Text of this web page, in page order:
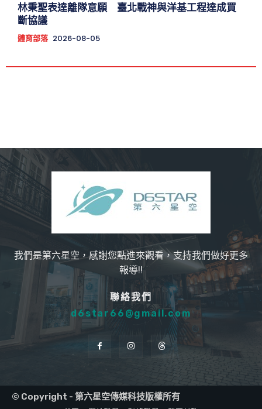
林秉聖表達離隊意願 臺北戰神與洋基工程達成買
斷協議
體育部落 2026-08-05
我們是第六星空，感謝您點進來觀看，支持我們做好更多
報導!!
聯絡我們
d6star66@gmail.com
© Copyright - 第六星空傳媒科技版權所有